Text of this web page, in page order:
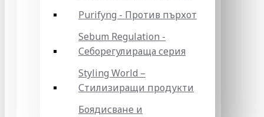
Purifyng - Против пърхот
Sebum Regulation -
Себорегулираща серия
Styling World –
Стилизиращи продукти
Боядисване и